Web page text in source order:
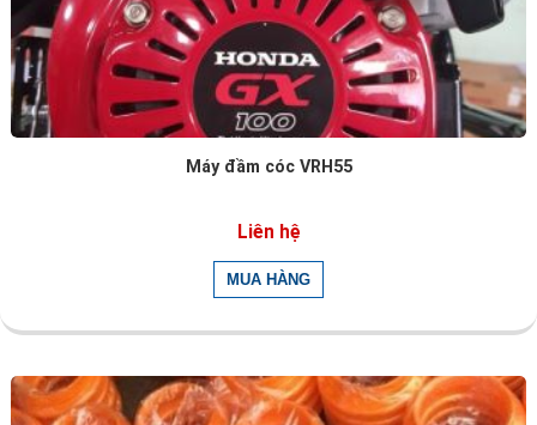
Máy đầm cóc VRH55
Liên hệ